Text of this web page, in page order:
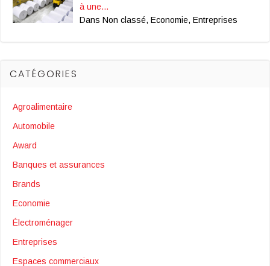
à une…
Dans Non classé, Economie, Entreprises
CATÉGORIES
Agroalimentaire
Automobile
Award
Banques et assurances
Brands
Economie
Électroménager
Entreprises
Espaces commerciaux